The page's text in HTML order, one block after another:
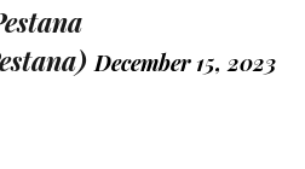
December 15, 2023